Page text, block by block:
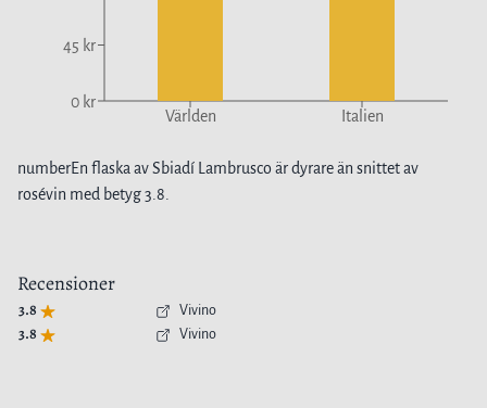
0 kr
45 kr
Världen Italien
numberEn flaska avSbiadí Lambrusco ärdyrareän snittet av
rosévin med betyg3.8
Recensioner
3.8 Vivino
3.8 Vivino